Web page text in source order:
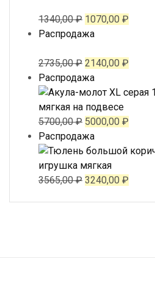
1340,00₽ 1070,00 ₽
РаспродажаПродаваемый
2735,00₽ 2140,00 ₽
РаспродажаПродаваемый
товар
5700,00₽ 5000,00 ₽
РаспродажаПродаваемый
товар
3565,00₽ 3240,00 ₽